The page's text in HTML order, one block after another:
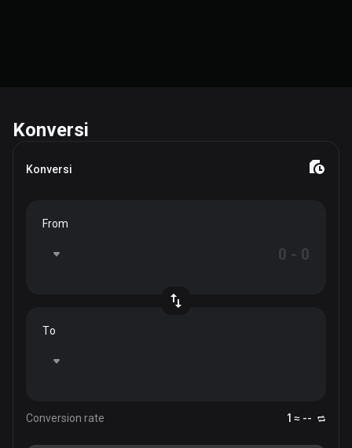
Konversi
Konversi
From
To
Conversion rate 1 ≈ --